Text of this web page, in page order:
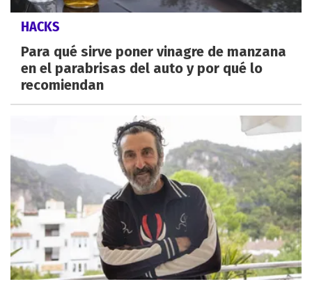
HACKS
Para qué sirve poner vinagre de manzana
en el parabrisas del auto y por qué lo
recomiendan